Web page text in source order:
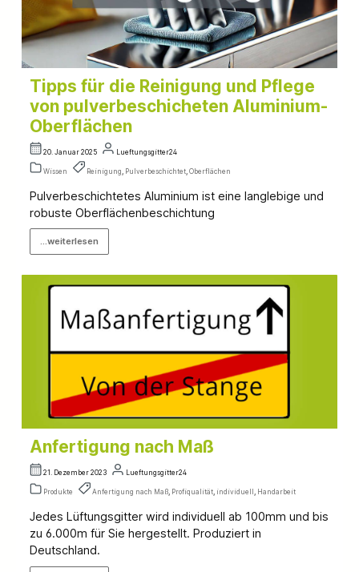
Tipps für die Reinigung und Pflege
von pulverbeschicheten Aluminium-
Oberflächen
20. Januar 2025 Lueftungsgitter24
Wissen Reinigung , Pulverbeschichtet, Oberflächen
Pulverbeschichtetes Aluminium ist eine langlebige und
robuste Oberflächenbeschichtung
...weiterlesen
Anfertigung nach Maß
21. Dezember 2023 Lueftungsgitter24
Produkte Anfertigung nach Maß, Profiqualität, individuell , Handarbeit
Jedes Lüftungsgitter wird individuell ab 100mm und bis
zu 6.000m für Sie hergestellt. Produziert in
Deutschland.